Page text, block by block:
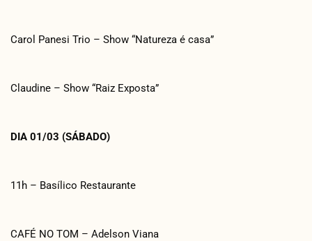
Carol Panesi Trio – Show “Natureza é casa”
Claudine – Show “Raiz Exposta”
DIA 01/03 (SÁBADO)
11h – Basílico Restaurante
CAFÉ NO TOM – Adelson Viana